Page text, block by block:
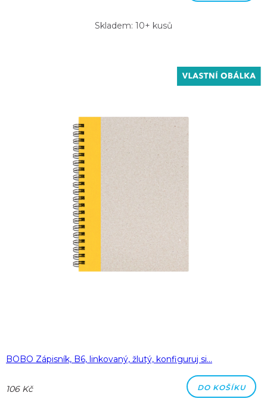
Skladem: 10+ kusů
BOBO Zápisník, B6, linkovaný, žlutý, konfiguruj si…
106 Kč DO KOŠÍKU